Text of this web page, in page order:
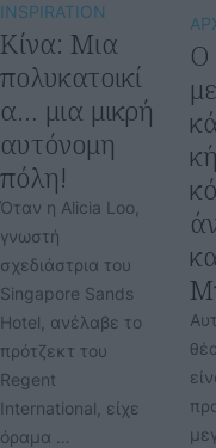
INSPIRATION
Κίνα: Μια
πολυκατοικί
α… μια μικρή
αυτόνομη
πόλη!
Όταν η Alicia Loo,
γνωστή
σχεδιάστρια του
Singapore Sands
Hotel, ανέλαβε το
πρότζεκτ του
Regent
International, είχε
όραμα …
Ο